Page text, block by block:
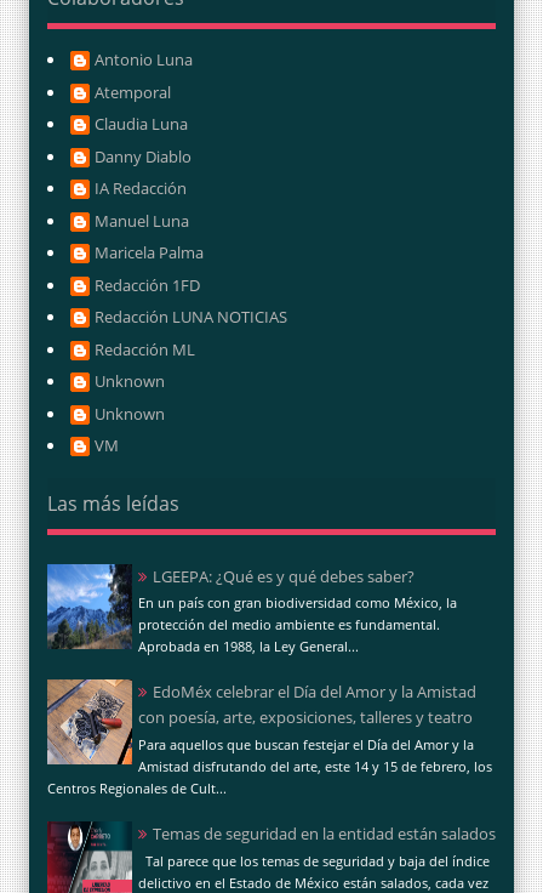
Antonio Luna
Atemporal
Claudia Luna
Danny Diablo
IA Redacción
Manuel Luna
Maricela Palma
Redacción 1FD
Redacción LUNA NOTICIAS
Redacción ML
Unknown
Unknown
VM
Las más leídas
LGEEPA: ¿Qué es y qué debes saber?
En un país con gran biodiversidad como México, la
protección del medio ambiente es fundamental.
Aprobada en 1988, la Ley General...
EdoMéx celebrar el Día del Amor y la Amistad
con poesía, arte, exposiciones, talleres y teatro
Para aquellos que buscan festejar el Día del Amor y la
Amistad disfrutando del arte, este 14 y 15 de febrero, los
Centros Regionales de Cult...
Temas de seguridad en la entidad están salados
Tal parece que los temas de seguridad y baja del índice
delictivo en el Estado de México están salados, cada vez